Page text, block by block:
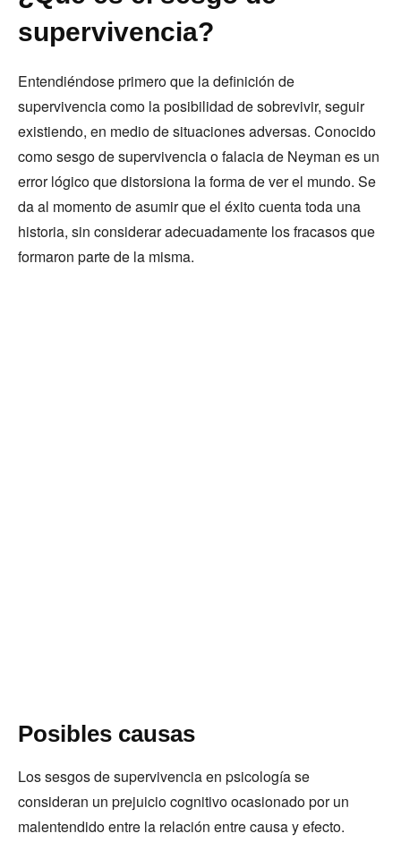
supervivencia?
Entendiéndose primero que la definición de
supervivencia como la posibilidad de sobrevivir, seguir
existiendo, en medio de situaciones adversas. Conocido
como sesgo de supervivencia o falacia de Neyman es un
error lógico que distorsiona la forma de ver el mundo. Se
da al momento de asumir que el éxito cuenta toda una
historia, sin considerar adecuadamente los fracasos que
formaron parte de la misma.
Posibles causas
Los sesgos de supervivencia en psicología se
consideran un prejuicio cognitivo ocasionado por un
malentendido entre la relación entre causa y efecto.